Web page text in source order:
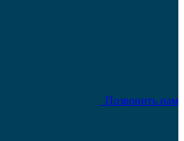
Позвонить нам